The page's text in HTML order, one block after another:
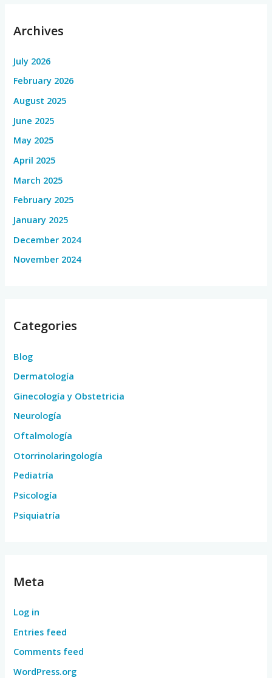
Archives
July 2026
February 2026
August 2025
June 2025
May 2025
April 2025
March 2025
February 2025
January 2025
December 2024
November 2024
Categories
Blog
Dermatología
Ginecología y Obstetricia
Neurología
Oftalmología
Otorrinolaringología
Pediatría
Psicología
Psiquiatría
Meta
Log in
Entries feed
Comments feed
WordPress.org